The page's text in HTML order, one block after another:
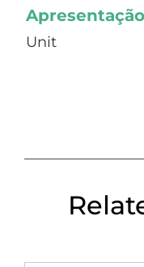
Apresentação
Unit